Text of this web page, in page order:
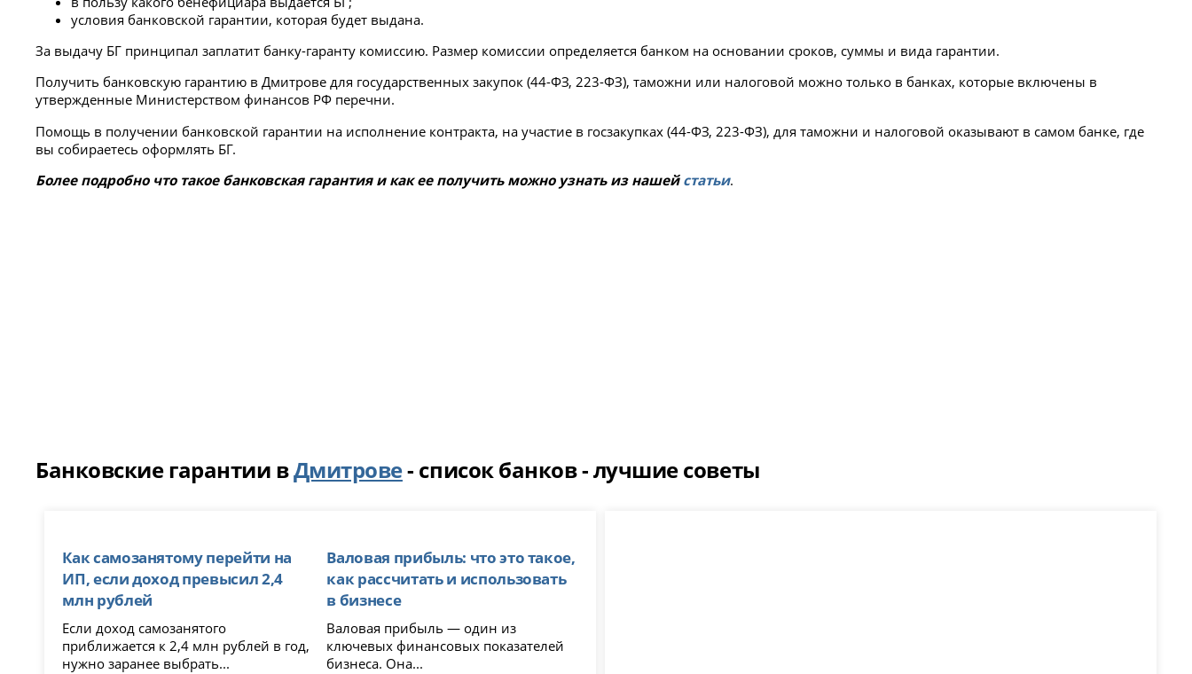
условия банковской гарантии, которая будет выдана.
За выдачу БГ принципал заплатит банку-гаранту комиссию. Размер комиссии определяется банком на основании сроков, суммы и вида гарантии.
Получить банковскую гарантию в Дмитрове для государственных закупок (44-ФЗ, 223-ФЗ), таможни или налоговой можно только в банках, которые включены в
утвержденные Министерством финансов РФ перечни.
Помощь в получении банковской гарантии на исполнение контракта, на участие в госзакупках (44-ФЗ, 223-ФЗ), для таможни и налоговой оказывают в самом банке, где
вы собираетесь оформлять БГ.
Более подробно что такое банковская гарантия и как ее получить можно узнать из нашей статьи.
Банковские гарантии вДмитрове- список банков - лучшие советы
Как самозанятому перейти на
ИП, если доход превысил 2,4
млн рублей
Если доход самозанятого
приближается к 2,4 млн рублей в год,
нужно заранее выбрать...
Валовая прибыль: что это такое,
как рассчитать и использовать
в бизнесе
Валовая прибыль — один из
ключевых финансовых показателей
бизнеса. Она...